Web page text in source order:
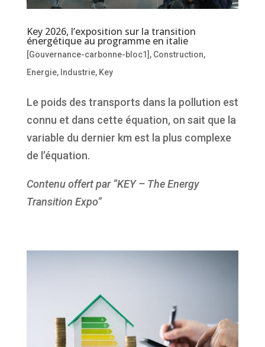
Key 2026, l’exposition sur la transition
énergétique au programme en italie
[Gouvernance-carbonne-bloc1] , Construction,
Energie, Industrie, Key
Le poids des transports dans la pollution est
connu et dans cette équation, on sait que la
variable du dernier km est la plus complexe
de l’équation.
Contenu offert par “KEY – The Energy
Transition Expo”